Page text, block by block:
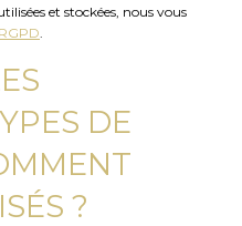
et stockées, nous vous
.
DE
?